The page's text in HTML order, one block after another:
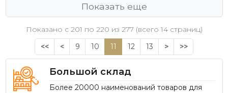
Показать еще
Показано с 201 по 220 из 277 (всего 14 страниц)
<<
< 9 10 11 12 13 > >>
Большой склад
Более 20000 наименований товаров для